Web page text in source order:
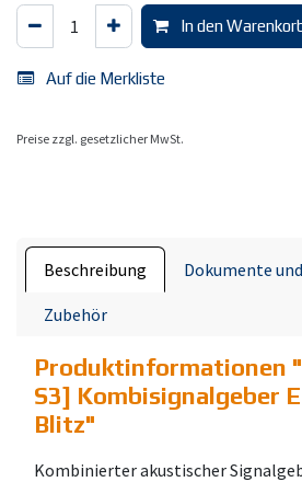
In den
Auf die Merkliste
Preise zzgl. gesetzlicher MwSt.
Beschreibung Dokumente
Zubehör
Produktinformationen "
S3] Kombisignalgeber
Blitz"
Kombinierter akustischer